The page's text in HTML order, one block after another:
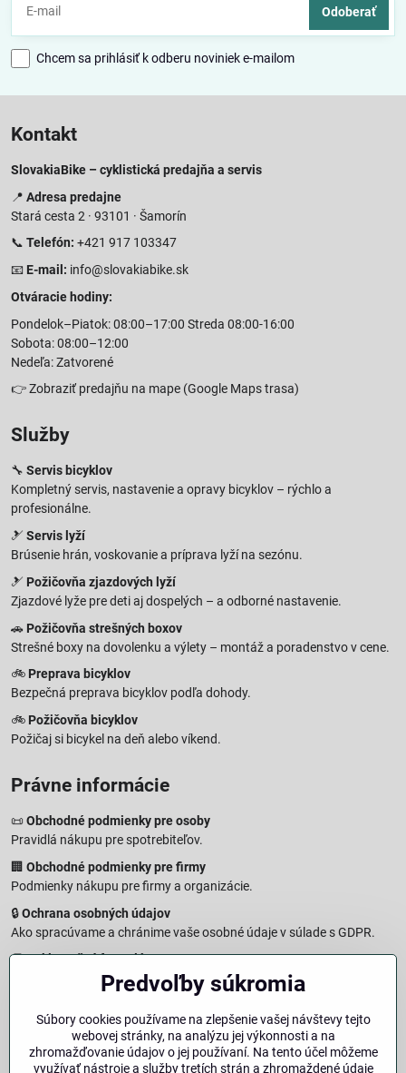
Odoberať
Chcem sa prihlásiť k odberu noviniek e-mailom
Kontakt
SlovakiaBike – cyklistická predajňa a servis
📍 Adresa predajne
Stará cesta 2 · 93101 · Šamorín
📞 Telefón: +421 917 103347
📧 E-mail: info@slovakiabike.sk
Otváracie hodiny:
Pondelok–Piatok: 08:00–17:00 Streda 08:00-16:00
Sobota: 08:00–12:00
Nedeľa: Zatvorené
👉Zobraziť predajňu na mape (Google Maps trasa)
Služby
🔧 Servis bicyklov
Kompletný servis, nastavenie a opravy bicyklov – rýchlo a
profesionálne.
🎿 Servis lyží
Brúsenie hrán, voskovanie a príprava lyží na sezónu.
🎿 Požičovňa zjazdových lyží
Zjazdové lyže pre deti aj dospelých – a odborné nastavenie.
🚗 Požičovňa strešných boxov
Strešné boxy na dovolenku a výlety – montáž a poradenstvo v cene.
🚲 Preprava bicyklov
Bezpečná preprava bicyklov podľa dohody.
🚲 Požičovňa bicyklov
Požičaj si bicykel na deň alebo víkend.
Právne informácie
📜 Obchodné podmienky pre osoby
Pravidlá nákupu pre spotrebiteľov.
🏢 Obchodné podmienky pre firmy
Podmienky nákupu pre firmy a organizácie.
🔒Ochrana osobných údajov
Ako spracúvame a chránime vaše osobné údaje v súlade s GDPR.
🧾Reklamačný formulár
Jednoduché podanie reklamácie
Vzorový formulár pre odstúpenie od zmluvy a vrátenie tovaru.
Právna doložka – Autorské práva
Informácie o ochrane obsahu, značiek a fotografií vrátane
Predvoľby súkromia
Súbory cookies používame na zlepšenie vašej návštevy tejto
webovej stránky, na analýzu jej výkonnosti a na
zhromažďovanie údajov o jej používaní. Na tento účel môžeme
využívať nástroje a služby tretích strán a zhromaždené údaje